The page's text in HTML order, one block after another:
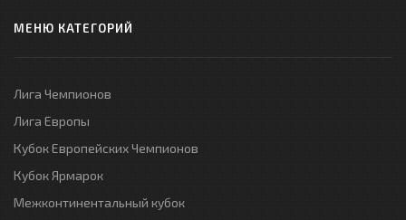
МЕНЮ КАТЕГОРИЙ
Лига Чемпионов
Лига Европы
Кубок Европейских Чемпионов
Кубок Ярмарок
Межконтинентальный кубок